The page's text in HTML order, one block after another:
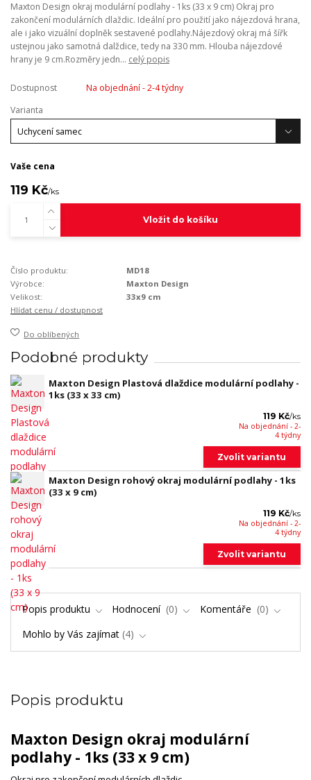
Maxton Design okraj modulární podlahy - 1ks (33 x 9 cm) Okraj pro
zakončení modulárních dlaždic. Ideální pro použití jako nájezdová hrana,
ale i jako vizuální doplněk sestavené podlahy.Nájezdový okraj má šířk
ustejnou jako samotná dalždice, tedy na 330 mm. Hlouba nájezdové
hrany je 9 cm.Rozměry jedn... celý popis
Dostupnost
Na objednání - 2-4 týdny
Varianta
Vaše cena
119 Kč/ks
Vložit do košíku
Číslo produktu:
MD18
Výrobce:
Maxton Design
Velikost:
33x9 cm
Hlídat cenu / dostupnost
Do oblíbených
Podobné produkty
Maxton Design Plastová dlaždice modulární podlahy -
1ks (33 x 33 cm)
119 Kč/ks
Na objednání - 2-
4 týdny
Zvolit variantu
Maxton Design rohový okraj modulární podlahy - 1ks
(33 x 9 cm)
119 Kč/ks
Na objednání - 2-
4 týdny
Zvolit variantu
Popis produktu Hodnocení 0 Komentáře
0
Mohlo by Vás zajímat 4
Popis produktu
Maxton Design okraj modulární
podlahy - 1ks (33 x 9 cm)